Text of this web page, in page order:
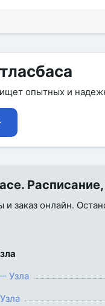
опытных и
заказ онлайн.
Узла